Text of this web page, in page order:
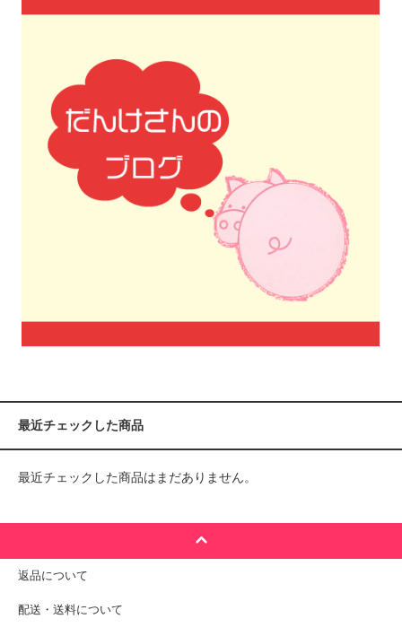
最近チェックした商品
最近チェックした商品はまだありません。
返品について
配送・送料について